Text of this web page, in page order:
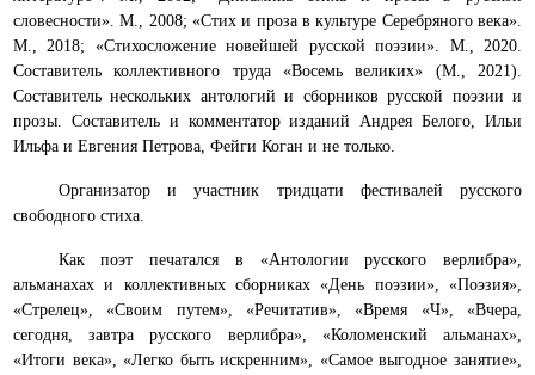
словесности». М., 2008; «Стих и проза в культуре Серебряного века».
М., 2018; «Стихосложение новейшей русской поэзии». М., 2020.
Составитель коллективного труда «Восемь великих» (М., 2021).
Составитель нескольких антологий и сборников русской поэзии и
прозы. Составитель и комментатор изданий Андрея Белого, Ильи
Ильфа и Евгения Петрова, Фейги Коган и не только.
Организатор и участник тридцати фестивалей русского
свободного стиха.
Как поэт печатался в «Антологии русского верлибра»,
альманахах и коллективных сборниках «День поэзии», «Поэзия»,
«Стрелец», «Своим путем», «Речитатив», «Время «Ч», «Вчера,
сегодня, завтра русского верлибра», «Коломенский альманах»,
«Итоги века», «Легко быть искренним», «Самое выгодное занятие»,